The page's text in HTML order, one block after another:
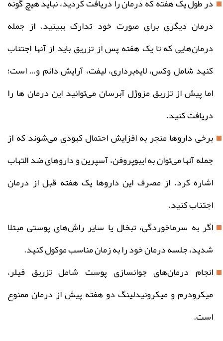
درمان دیگری برای صورت خود تدارک ببینید. از جمله
درمان‌هایی که تا یک هفته پس از تزریق باید از آنها اجتناب
کنید شامل وکس، لایه‌برداری، لیفت، آرایش دائم و… است؛
اما پیش از تزریق مزوژل آبرسان می‌توانید این درمان‌ ها را
دریافت کنید.
برخی داروها منجر به افزایش احتمال کبودی می‌شوند که از
جمله آنها می‌توان به ایبوپروفن، آسپرین و داروهای ضد التهاب
اشاره کرد. از مصرف این داروها یک هفته قبل از درمان
اجتناب کنید.
اگر به سرماخوردگی، تبخال یا سایر راش‌های پوستی مبتلا
شدید، جلسه درمان خود را به زمان مناسب موکول کنید.
انجام درمان‌های جوانسازی پوست شامل تزریق فیلر،
میکرودرم و میکرونیدلینگ دو هفته پیش از درمان ممنوع
است.